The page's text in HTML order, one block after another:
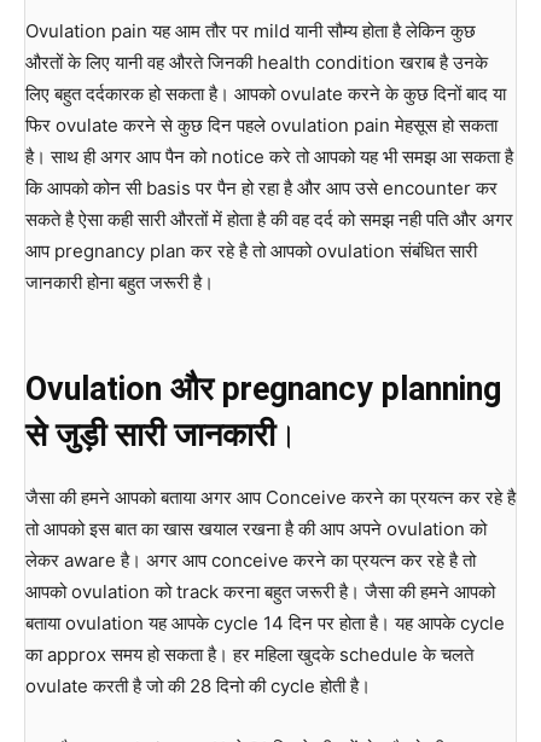
Ovulation pain यह आम तौर पर mild यानी सौम्य होता है लेकिन कुछ
औरतों के लिए यानी वह औरते जिनकी health condition खराब है उनके
लिए बहुत दर्दकारक हो सकता है। आपको ovulate करने के कुछ दिनों बाद या
फिर ovulate करने से कुछ दिन पहले ovulation pain मेहसूस हो सकता
है। साथ ही अगर आप पैन को notice करे तो आपको यह भी समझ आ सकता है
कि आपको कोन सी basis पर पैन हो रहा है और आप उसे encounter कर
सकते है ऐसा कही सारी औरतों में होता है की वह दर्द को समझ नही पति और अगर
आप pregnancy plan कर रहे है तो आपको ovulation संबंधित सारी
जानकारी होना बहुत जरूरी है।
Ovulation और pregnancy planning
से जुड़ी सारी जानकारी।
जैसा की हमने आपको बताया अगर आप Conceive करने का प्रयत्न कर रहे है
तो आपको इस बात का खास खयाल रखना है की आप अपने ovulation को
लेकर aware है। अगर आप conceive करने का प्रयत्न कर रहे है तो
आपको ovulation को track करना बहुत जरूरी है। जैसा की हमने आपको
बताया ovulation यह आपके cycle 14 दिन पर होता है। यह आपके cycle
का approx समय हो सकता है। हर महिला खुदके schedule के चलते
ovulate करती है जो की 28 दिनो की cycle होती है।